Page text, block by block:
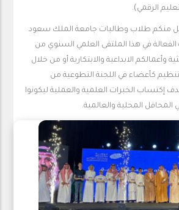
الرقمي).
منكم طلاب وطالبات جامعة الملك سعود
في هذا الملتقى العلمي السنوي من
وأعمالكم الابداعية والابتكارية أو من خلال
كأعضاء في اللجنة التطوعية من
إكتساب الخبرات العلمية والعملية ليكونوا
المحلية والعالمية.